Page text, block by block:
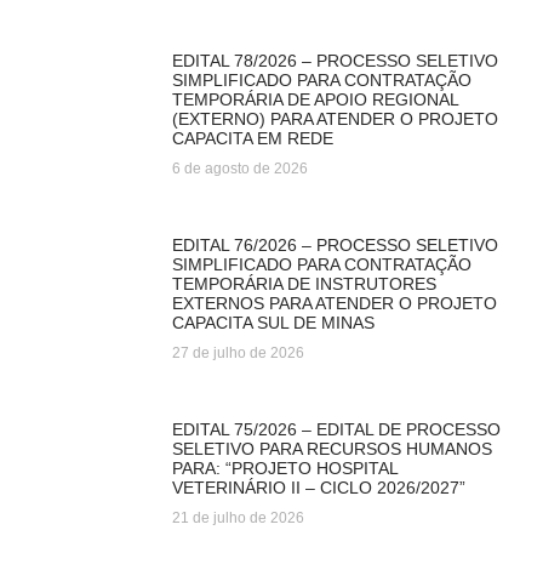
EDITAL 78/2026 – PROCESSO SELETIVO
SIMPLIFICADO PARA CONTRATAÇÃO
TEMPORÁRIA DE APOIO REGIONAL
(EXTERNO) PARA ATENDER O PROJETO
CAPACITA EM REDE
6 de agosto de 2026
EDITAL 76/2026 – PROCESSO SELETIVO
SIMPLIFICADO PARA CONTRATAÇÃO
TEMPORÁRIA DE INSTRUTORES
EXTERNOS PARA ATENDER O PROJETO
CAPACITA SUL DE MINAS
27 de julho de 2026
EDITAL 75/2026 – EDITAL DE PROCESSO
SELETIVO PARA RECURSOS HUMANOS
PARA: “PROJETO HOSPITAL
VETERINÁRIO II – CICLO 2026/2027”
21 de julho de 2026